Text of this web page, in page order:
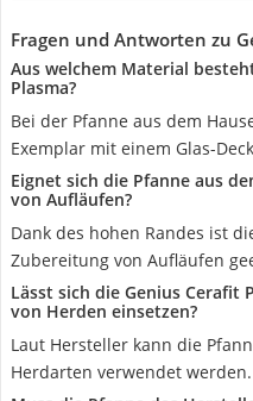
Fragen und Antworten zu
Aus welchem Material
Plasma?
Bei der Pfanne aus dem
Exemplar mit einem Glas-
Eignet sich die Pfanne aus
von Aufläufen?
Dank des hohen Randes ist
Zubereitung von Aufläufen
Lässt sich die Genius Cerafit
von Herden einsetzen?
Laut Hersteller kann die
Herdarten verwendet werden.